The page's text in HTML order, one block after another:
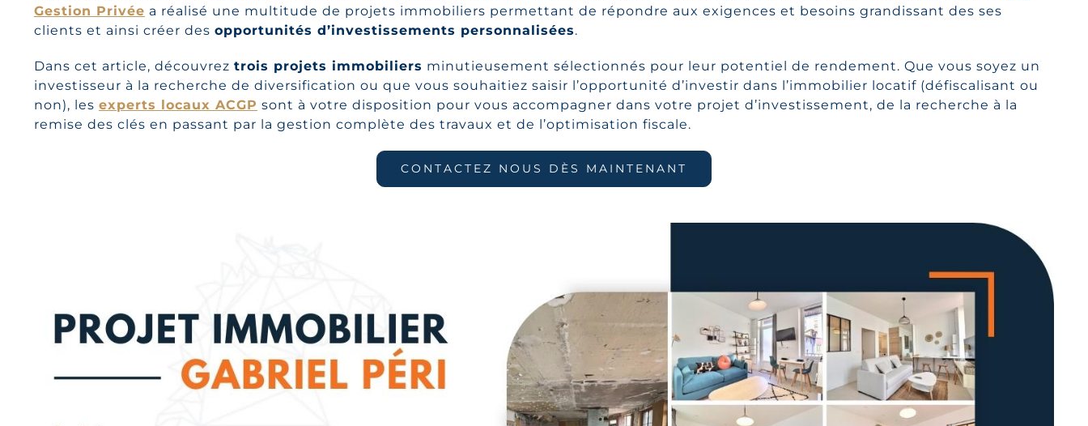
Gestion Privée a réalisé une multitude de projets immobiliers permettant de répondre aux exigences et besoins grandissant des ses
clients et ainsi créer des opportunités d’investissements personnalisées.
Dans cet article, découvrez trois projets immobiliers minutieusement sélectionnés pour leur potentiel de rendement. Que vous soyez un
investisseur à la recherche de diversification ou que vous souhaitiez saisir l’opportunité d’investir dans l’immobilier locatif (défiscalisant ou
non), les experts locaux ACGP sont à votre disposition pour vous accompagner dans votre projet d’investissement, de la recherche à la
remise des clés en passant par la gestion complète des travaux et de l’optimisation fiscale.
CONTACTEZ NOUS DÈS MAINTENANT